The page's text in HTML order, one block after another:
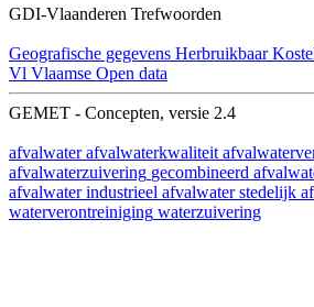
GDI-Vlaanderen Trefwoorden
Geografische gegevens Herbruikbaar
Vl Vlaamse Open data
GEMET - Concepten, versie 2.4
afvalwater afvalwaterkwaliteit
afvalwaterzuivering gecombineerd
afvalwater industrieel afvalwater stedelijk
waterverontreiniging waterzuivering